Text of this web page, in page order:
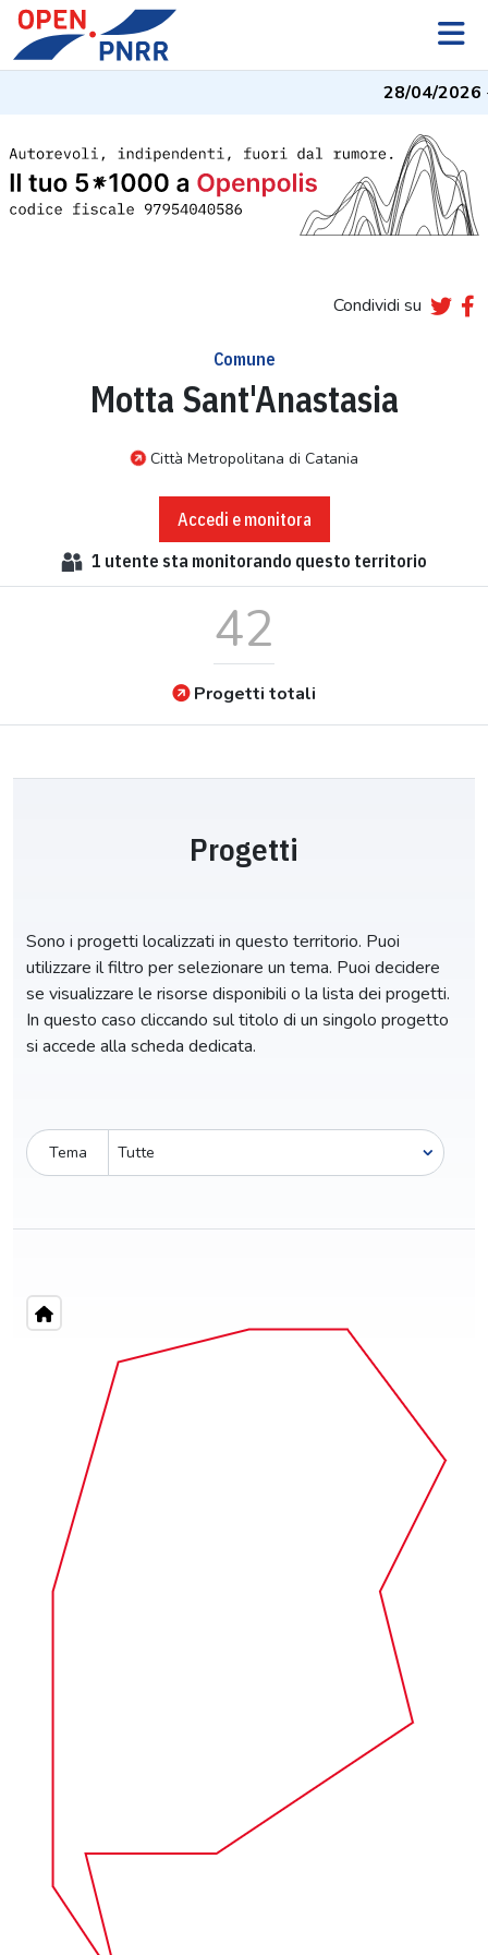
28/04/2026-
Condividi su
Comune
Motta Sant'Anastasia
Città Metropolitana di Catania
Accedi e monitora
1 utente sta monitorando questo territorio
42
Progetti totali
Progetti
Sono i progetti localizzati in questo territorio. Puoi
utilizzare il filtro per selezionare un tema. Puoi decidere
se visualizzare le risorse disponibili o la lista dei progetti.
In questo caso cliccando sul titolo di un singolo progetto
si accede alla scheda dedicata.
Tema